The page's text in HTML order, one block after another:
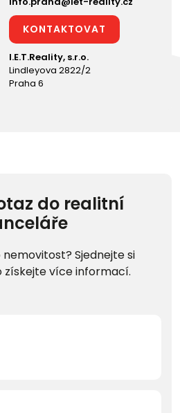
KONTAKTOVAT
I.E.T.Reality, s.r.o.
Lindleyova 2822/2
Praha 6
do realitní
Sjednejte si
získejte více informací.